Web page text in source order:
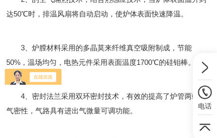
达50℃时，排温风扇将自动启动，使炉体表面快速降温。
3、炉膛材料采用的多晶莫来纤维真空吸附制成，节能
50%，温场均匀，电热元件采用表面温度1700℃的硅钼棒。
4、密封法兰采用双环密封技术，有效的提高了炉管两端的
气密性，气路具有进出气微量可调功能。
电话